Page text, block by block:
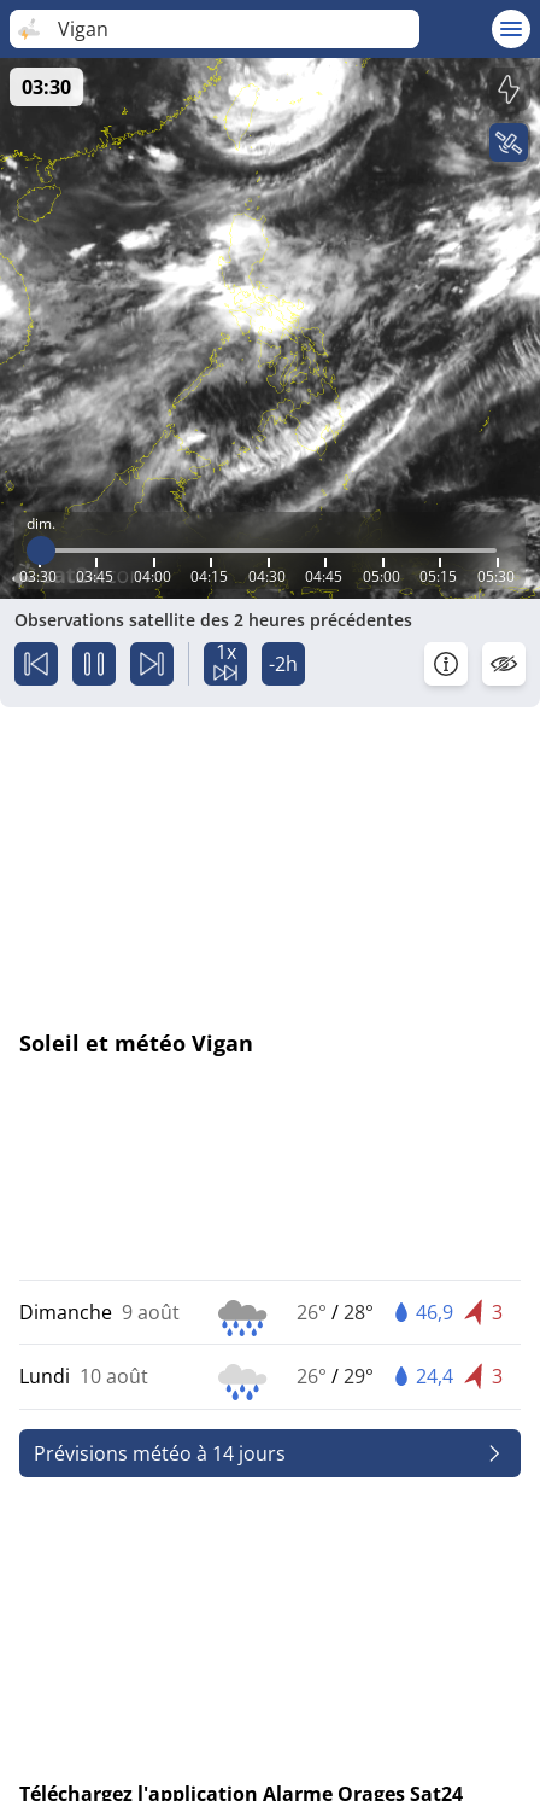
Vigan
dim.
03:30 03:45 04:00 04:15 04:30 04:45 05:00 05:15 05:30
03:30
Observations satellite des 2 heures précédentes
1x -2h
Soleil et météo Vigan
Dimanche 9 août 26° /28° 46,9 3
Lundi 10 août 26° /29° 24,4 3
Prévisions météo à 14 jours
Téléchargez l'application Alarme Orages Sat24